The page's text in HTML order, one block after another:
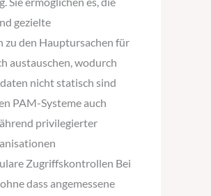
gezielte
zu den Hauptursachen für
austauschen, wodurch
nicht statisch sind
PAM-Systeme auch
privilegierter
Zugriffskontrollen Bei
dass angemessene